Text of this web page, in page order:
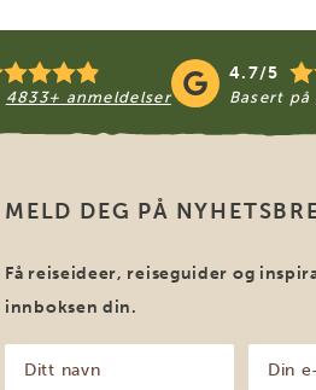
4833+ anmeldelser
4.7/5
Basert på
MELD DEG PÅ
Få reiseideer, reiseguider og
innboksen din.
navn